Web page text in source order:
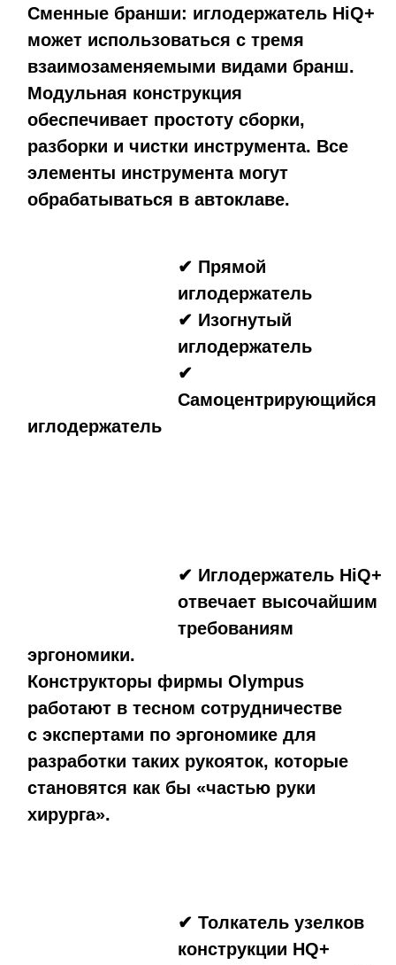
Сменные бранши: иглодержатель HiQ+
может использоваться с тремя
взаимозаменяемыми видами бранш.
Модульная конструкция
обеспечивает простоту сборки,
разборки и чистки инструмента. Все
элементы инструмента могут
обрабатываться в автоклаве.
✔ Прямой
иглодержатель
✔ Изогнутый
иглодержатель
✔
Самоцентрирующийся
иглодержатель
✔ Иглодержатель HiQ+
отвечает высочайшим
требованиям
эргономики.
Конструкторы фирмы Olympus
работают в тесном сотрудничестве
с экспертами по эргономике для
разработки таких рукояток, которые
становятся как бы «частью руки
хирурга».
✔ Толкатель узелков
конструкции HQ+